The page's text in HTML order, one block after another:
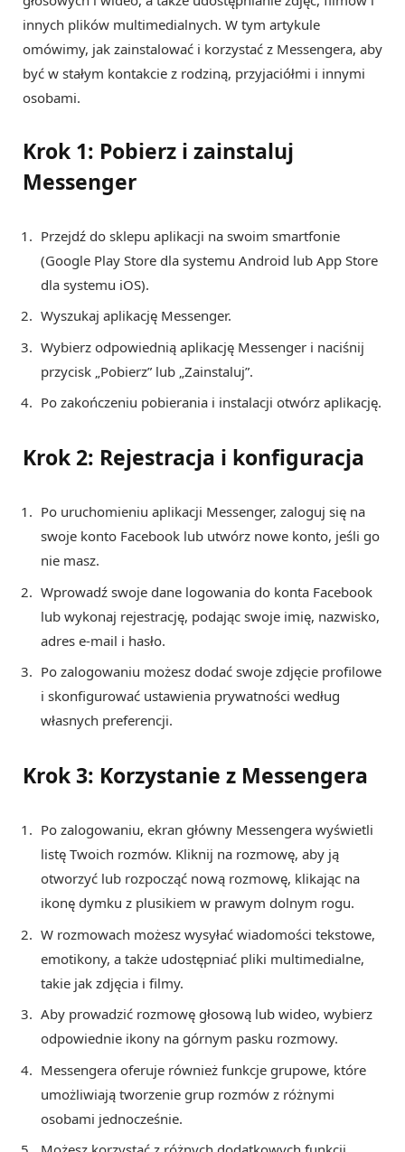
innych plików multimedialnych. W tym artykule
omówimy, jak zainstalować i korzystać z Messengera, aby
być w stałym kontakcie z rodziną, przyjaciółmi i innymi
osobami.
Krok 1: Pobierz i zainstaluj
Messenger
Przejdź do sklepu aplikacji na swoim smartfonie
(Google Play Store dla systemu Android lub App Store
dla systemu iOS).
Wyszukaj aplikację Messenger.
Wybierz odpowiednią aplikację Messenger i naciśnij
przycisk „Pobierz” lub „Zainstaluj”.
Po zakończeniu pobierania i instalacji otwórz aplikację.
Krok 2: Rejestracja i konfiguracja
Po uruchomieniu aplikacji Messenger, zaloguj się na
swoje konto Facebook lub utwórz nowe konto, jeśli go
nie masz.
Wprowadź swoje dane logowania do konta Facebook
lub wykonaj rejestrację, podając swoje imię, nazwisko,
adres e-mail i hasło.
Po zalogowaniu możesz dodać swoje zdjęcie profilowe
i skonfigurować ustawienia prywatności według
własnych preferencji.
Krok 3: Korzystanie z Messengera
Po zalogowaniu, ekran główny Messengera wyświetli
listę Twoich rozmów. Kliknij na rozmowę, aby ją
otworzyć lub rozpocząć nową rozmowę, klikając na
ikonę dymku z plusikiem w prawym dolnym rogu.
W rozmowach możesz wysyłać wiadomości tekstowe,
emotikony, a także udostępniać pliki multimedialne,
takie jak zdjęcia i filmy.
Aby prowadzić rozmowę głosową lub wideo, wybierz
odpowiednie ikony na górnym pasku rozmowy.
Messengera oferuje również funkcje grupowe, które
umożliwiają tworzenie grup rozmów z różnymi
osobami jednocześnie.